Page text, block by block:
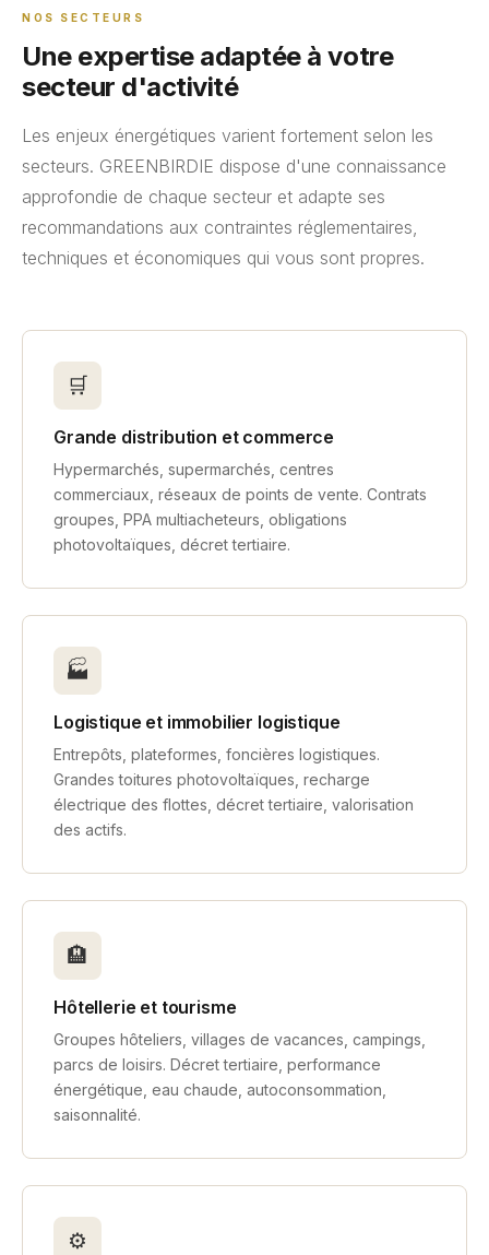
NOS SECTEURS
Une expertise adaptée à votre
secteur d'activité
Les enjeux énergétiques varient fortement selon les
secteurs. GREENBIRDIE dispose d'une connaissance
approfondie de chaque secteur et adapte ses
recommandations aux contraintes réglementaires,
techniques et économiques qui vous sont propres.
🛒
Grande distribution et commerce
Hypermarchés, supermarchés, centres
commerciaux, réseaux de points de vente. Contrats
groupes, PPA multiacheteurs, obligations
photovoltaïques, décret tertiaire.
🏭
Logistique et immobilier logistique
Entrepôts, plateformes, foncières logistiques.
Grandes toitures photovoltaïques, recharge
électrique des flottes, décret tertiaire, valorisation
des actifs.
🏨
Hôtellerie et tourisme
Groupes hôteliers, villages de vacances, campings,
parcs de loisirs. Décret tertiaire, performance
énergétique, eau chaude, autoconsommation,
saisonnalité.
⚙️